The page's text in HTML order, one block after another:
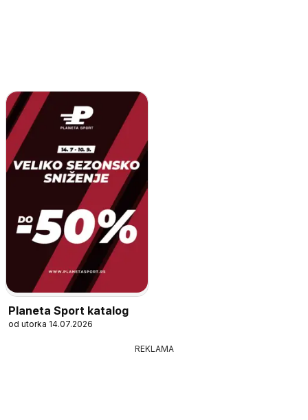
Planeta Sport katalog
od utorka 14.07.2026
REKLAMA